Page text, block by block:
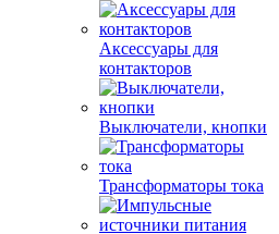
Аксессуары для
контакторов
Выключатели, кнопки
Трансформаторы тока